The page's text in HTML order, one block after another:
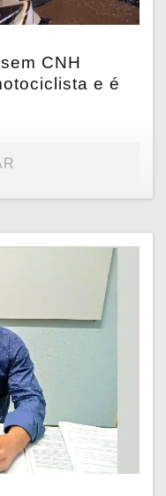
CNH
e é